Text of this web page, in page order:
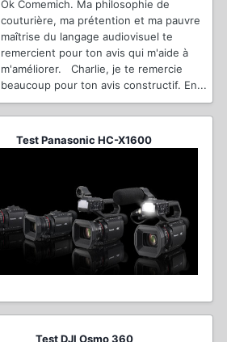
Ok Comemich. Ma philosophie de
couturière, ma prétention et ma pauvre
maîtrise du langage audiovisuel te
remercient pour ton avis qui m'aide à
m'améliorer. Charlie, je te remercie
beaucoup pour ton avis constructif. En...
Test Panasonic HC-X1600
Test DJI Osmo 360